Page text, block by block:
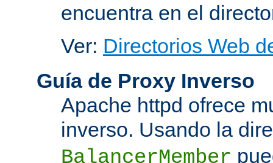
encuentra en el
Ver: Directorios Web
Guía de Proxy Inverso
Apache httpd ofrece
inverso. Usando la
BalancerMember